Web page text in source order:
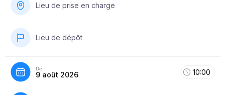
Lieu de prise en charge
Lieu de dépôt
De
9 août 2026 10:00